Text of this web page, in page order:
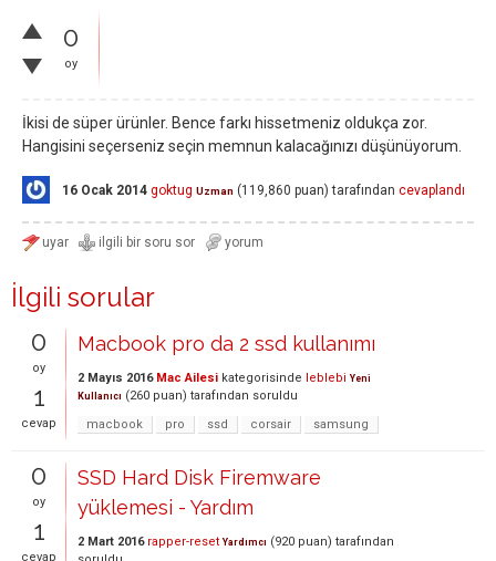
0
oy
İkisi de süper ürünler. Bence farkı hissetmeniz oldukça zor.
Hangisini seçerseniz seçin memnun kalacağınızı düşünüyorum.
16 Ocak 2014 goktug Uzman (119,860 puan) tarafından cevaplandı
İlgili sorular
0
oy
1
cevap
Macbook pro da 2 ssd kullanımı
2 Mayıs 2016 Mac Ailesi kategorisinde leblebi Yeni
Kullanıcı (260 puan) tarafından soruldu
macbook
pro ssd corsair samsung
0
oy
1
cevap
SSD Hard Disk Firemware
yüklemesi - Yardım
2 Mart 2016 rapper-reset Yardımcı (920 puan) tarafından